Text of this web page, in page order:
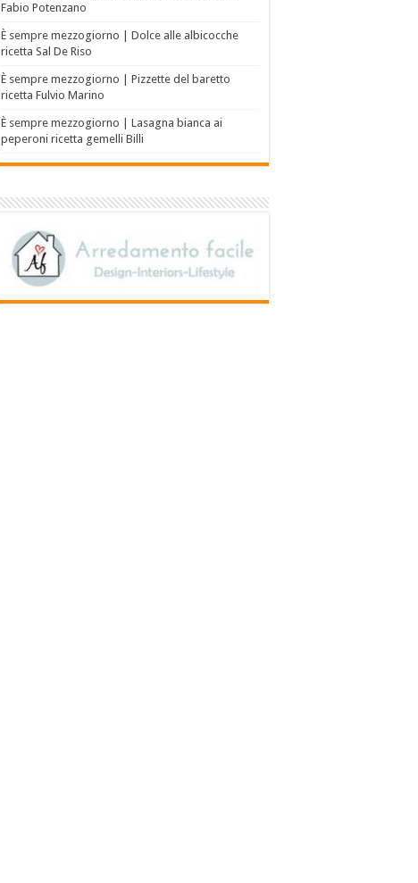
Fabio Potenzano
È sempre mezzogiorno | Dolce alle albicocche
ricetta Sal De Riso
È sempre mezzogiorno | Pizzette del baretto
ricetta Fulvio Marino
È sempre mezzogiorno | Lasagna bianca ai
peperoni ricetta gemelli Billi